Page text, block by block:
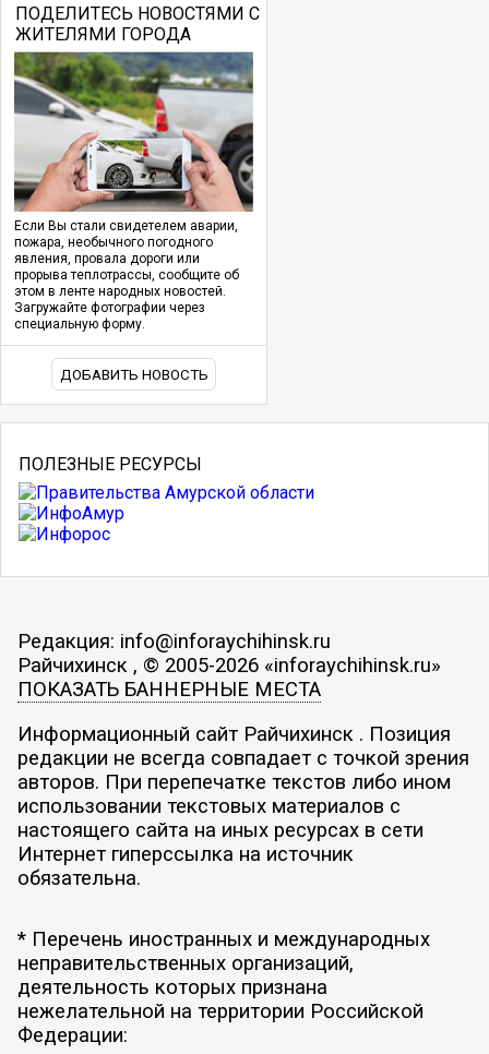
ПОДЕЛИТЕСЬ НОВОСТЯМИ С
ЖИТЕЛЯМИ ГОРОДА
Если Вы стали свидетелем аварии,
пожара, необычного погодного
явления, провала дороги или
прорыва теплотрассы, сообщите об
этом в ленте народных новостей.
Загружайте фотографии через
специальную форму.
ДОБАВИТЬ НОВОСТЬ
ПОЛЕЗНЫЕ РЕСУРСЫ
Редакция: info@inforaychihinsk.ru
Райчихинск , © 2005-2026 «inforaychihinsk.ru»
ПОКАЗАТЬ БАННЕРНЫЕ МЕСТА
Информационный сайт Райчихинск . Позиция
редакции не всегда совпадает с точкой зрения
авторов. При перепечатке текстов либо ином
использовании текстовых материалов с
настоящего сайта на иных ресурсах в сети
Интернет гиперссылка на источник
обязательна.
* Перечень иностранных и международных
неправительственных организаций,
деятельность которых признана
нежелательной на территории Российской
Федерации: